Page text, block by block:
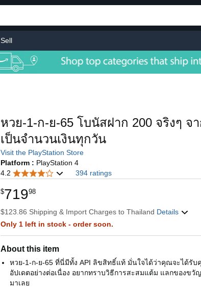
Sell
หวย-1-ก-ย-65 โบนัสฝาก 200 จริงๆ จ
เป็นจำนวนเงินทุกวัน
Visit the PlayStation Store
Platform : PlayStation 4
4.2
394 ratings
$71998
$123.86 Shipping & Import Charges to Thailand Details
Only 1 left in stock - order soon.
About this item
หวย-1-ก-ย-65 ที่นี่มีทั้ง API ลิขสิทธิ์แท้ มั่นใจได้ว่าคุณจะได้รั
อัปเดตอย่างต่อเนื่อง อยากทราบวิธีการสะสมแต้ม แลกของข
มาเลย